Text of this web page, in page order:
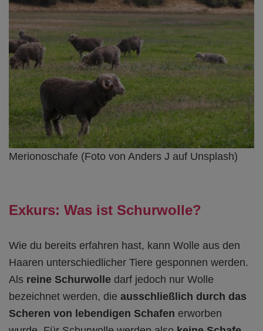
Merionoschafe (Foto von Anders J auf Unsplash)
Exkurs: Was ist Schurwolle?
Wie du bereits erfahren hast, kann Wolle aus den
Haaren unterschiedlicher Tiere gesponnen werden.
Als reine Schurwolle darf jedoch nur Wolle
bezeichnet werden, die ausschließlich durch das
Scheren von lebendigen Schafen erworben